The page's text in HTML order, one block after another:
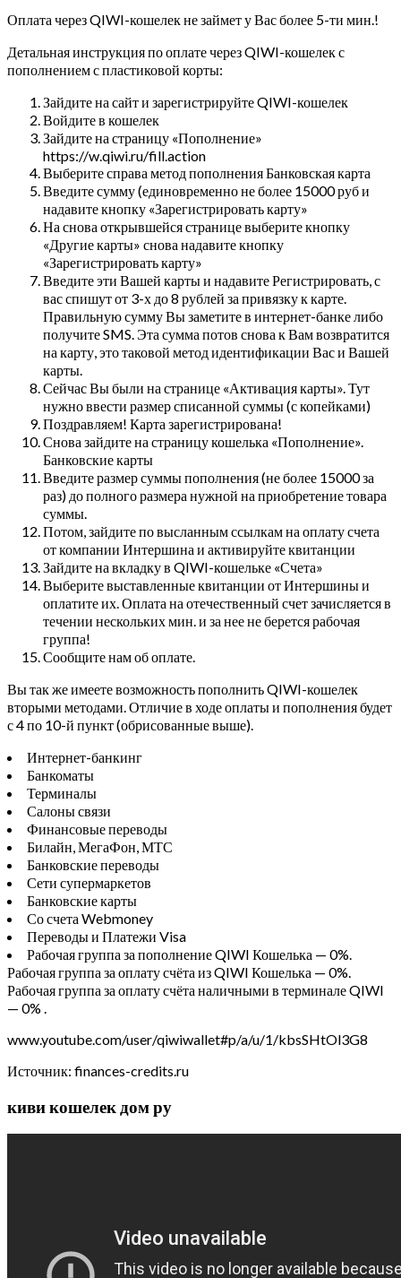
Оплата через QIWI-кошелек не займет у Вас более 5-ти мин.!
Детальная инструкция по оплате через QIWI-кошелек с
пополнением с пластиковой корты:
Зайдите на сайт и зарегистрируйте QIWI-кошелек
Войдите в кошелек
Зайдите на страницу «Пополнение»
https://w.qiwi.ru/fill.action
Выберите справа метод пополнения Банковская карта
Введите сумму (единовременно не более 15000 руб и
надавите кнопку «Зарегистрировать карту»
На снова открывшейся странице выберите кнопку
«Другие карты» снова надавите кнопку
«Зарегистрировать карту»
Введите эти Вашей карты и надавите Регистрировать, с
вас спишут от 3-х до 8 рублей за привязку к карте.
Правильную сумму Вы заметите в интернет-банке либо
получите SMS. Эта сумма потов снова к Вам возвратится
на карту, это таковой метод идентификации Вас и Вашей
карты.
Сейчас Вы были на странице «Активация карты». Тут
нужно ввести размер списанной суммы (с копейками)
Поздравляем! Карта зарегистрирована!
Снова зайдите на страницу кошелька «Пополнение».
Банковские карты
Введите размер суммы пополнения (не более 15000 за
раз) до полного размера нужной на приобретение товара
суммы.
Потом, зайдите по высланным ссылкам на оплату счета
от компании Интершина и активируйте квитанции
Зайдите на вкладку в QIWI-кошельке «Счета»
Выберите выставленные квитанции от Интершины и
оплатите их. Оплата на отечественный счет зачисляется в
течении нескольких мин. и за нее не берется рабочая
группа!
Сообщите нам об оплате.
Вы так же имеете возможность пополнить QIWI-кошелек
вторыми методами. Отличие в ходе оплаты и пополнения будет
с 4 по 10-й пункт (обрисованные выше).
Интернет-банкинг
Банкоматы
Терминалы
Салоны связи
Финансовые переводы
Билайн, МегаФон, МТС
Банковские переводы
Сети супермаркетов
Банковские карты
Со счета Webmoney
Переводы и Платежи Visa
Рабочая группа за пополнение QIWI Кошелька — 0%.
Рабочая группа за оплату счёта из QIWI Кошелька — 0%.
Рабочая группа за оплату счёта наличными в терминале QIWI
— 0% .
www.youtube.com/user/qiwiwallet#p/a/u/1/kbsSHtOl3G8
Источник: finances-credits.ru
киви кошелек дом ру